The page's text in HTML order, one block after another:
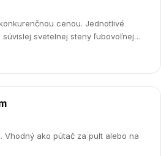
cenou. Jednotlivé
svetelnej steny ľubovoľnej
Vhodný ako pútač za pult alebo na